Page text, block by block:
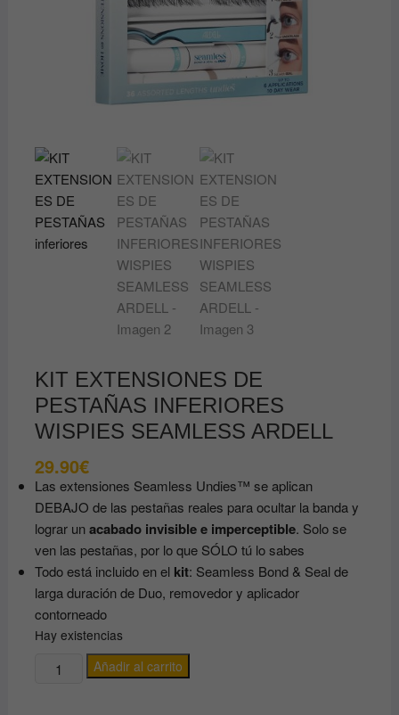
KIT EXTENSIONES DE
PESTAÑAS INFERIORES
WISPIES SEAMLESS ARDELL
29.90€
Las extensiones Seamless Undies™ se aplican
DEBAJO de las pestañas reales para ocultar la banda y
lograr unacabado invisible e imperceptible. Solo se
ven las pestañas, por lo que SÓLO tú lo sabes
Todo está incluido en el kit: Seamless Bond & Seal de
larga duración de Duo, removedor y aplicador
contorneado
Hay existencias
EXTENSIONES
Añadir al carrito